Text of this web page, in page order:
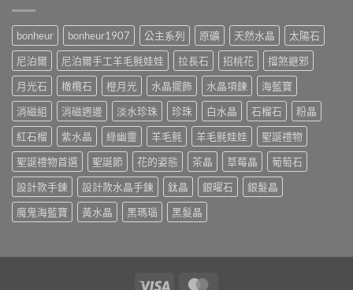
bonheur bonheur1907 公主系列 原礦 天然水晶
太陽石
尼泊爾
尼泊爾手工羊毛氈娃娃 拉長石 招桃花
擋煞避邪
月光石
橄欖石 橙月光 水晶擺飾 水晶項鍊
海藍寶
消磁組
消磁週邊 淡水珍珠 珍珠 白水晶 石榴石
粉晶
紅石榴
紫水晶 綠幽靈 羊毛氈 羊毛氈娃娃
聖誕禮物
聖誕禮物首選
聖誕節 花的姿態 茶晶 草莓晶
葡萄石
設計款手鍊
設計款水晶手鍊 鈦晶 銀曜石
銀髮晶
魔鬼海藍寶
黃水晶 黑瑪瑙 黑髮晶
Visa